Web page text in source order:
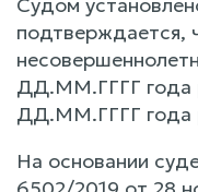
подтверждается,
ДД.ММ.ГГГГ года
ДД.ММ.ГГГГ
На основании